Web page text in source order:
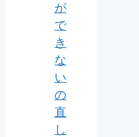
が
で
き
な
い
の
直
し